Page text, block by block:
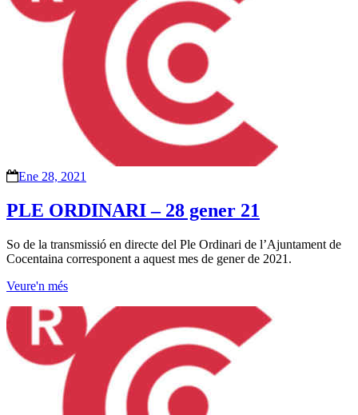
Ene 28, 2021
PLE ORDINARI – 28 gener 21
So de la transmissió en directe del Ple Ordinari de l’Ajuntament de
Cocentaina corresponent a aquest mes de gener de 2021.
Veure'n més